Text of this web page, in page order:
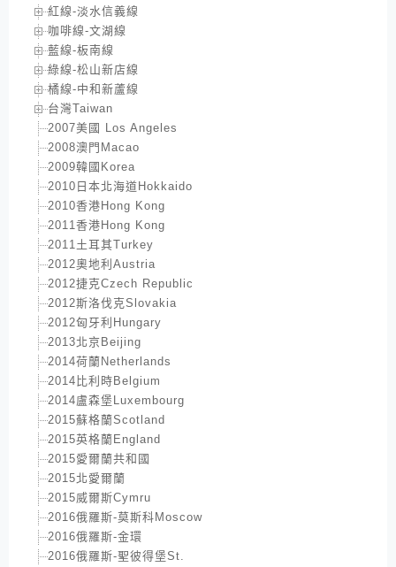
紅線-淡水信義線
咖啡線-文湖線
藍線-板南線
綠線-松山新店線
橘線-中和新蘆線
台灣Taiwan
2007美國 Los Angeles
2008澳門Macao
2009韓國Korea
2010日本北海道Hokkaido
2010香港Hong Kong
2011香港Hong Kong
2011土耳其Turkey
2012奧地利Austria
2012捷克Czech Republic
2012斯洛伐克Slovakia
2012匈牙利Hungary
2013北京Beijing
2014荷蘭Netherlands
2014比利時Belgium
2014盧森堡Luxembourg
2015蘇格蘭Scotland
2015英格蘭England
2015愛爾蘭共和國
2015北愛爾蘭
2015威爾斯Cymru
2016俄羅斯-莫斯科Moscow
2016俄羅斯-金環
2016俄羅斯-聖彼得堡St.